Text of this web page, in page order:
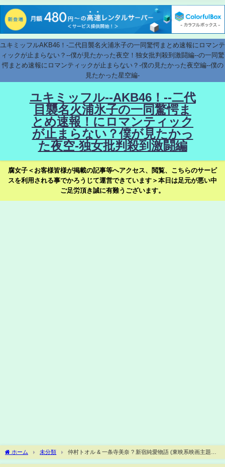
ユキミッフルAKB46！-二代目襲名火浦氷子の一同驚愕まとめ速報にロマンテ
ィックが止まらない？--僕が見たかった夜空！独女批判殺到激闘編--の一同驚
愕まとめ速報にロマンティックが止まらない？-僕の見たかった夜空編--僕の
見たかった星空編-
ユキミッフル--AKB46！--二代
目襲名火浦氷子の一同驚愕ま
とめ速報！にロマンティック
が止まらない？僕が見たかっ
た夜空-独女批判殺到激闘編
腐女子＜お客様皆様が掲載の記事等へアクセス、閲覧、こちらのサービ
スを利用される事でかろうじて運営できています＞本日は足元が悪い中
ご足労頂き誠に有難うございます。
ホーム 未分類
仲村トオル & 一条寺美奈 ? 新宿純愛物語 (東映系映画主題
歌） ? ライブ Live Version